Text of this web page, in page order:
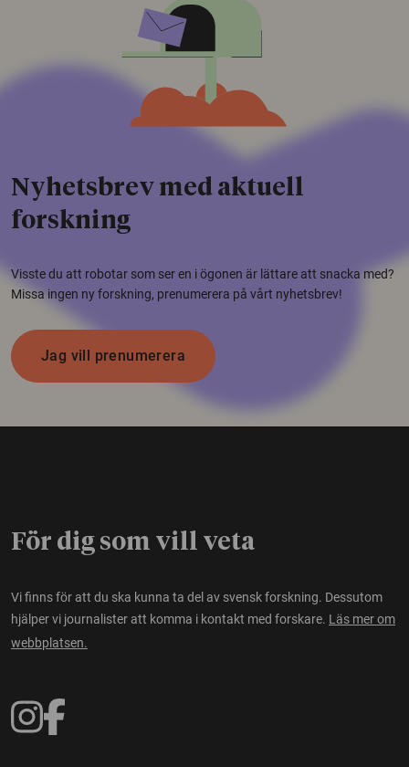
Nyhetsbrev med aktuell
forskning
Visste du att robotar som ser en i ögonen är lättare att snacka med?
Missa ingen ny forskning, prenumerera på vårt nyhetsbrev!
Jag vill prenumerera
För dig som vill veta
Vi finns för att du ska kunna ta del av svensk forskning. Dessutom
hjälper vi journalister att komma i kontakt med forskare. Läs mer om
webbplatsen.